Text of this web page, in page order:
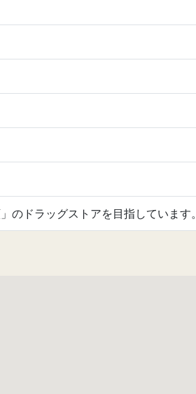
のドラッグストアを目指しています。